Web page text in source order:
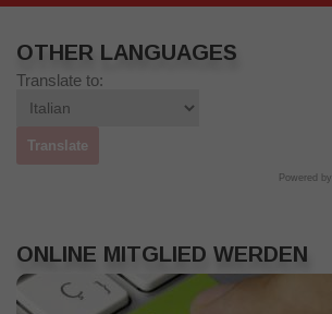
OTHER LANGUAGES
Translate to:
Powered by
ONLINE MITGLIED WERDEN